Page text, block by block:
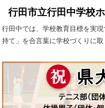
行田市立行田中学校
行田中では、学校教育目標を実
持て」を合言葉に学校づくりに取